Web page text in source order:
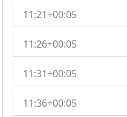
11:21+00:05
11:26+00:05
11:31+00:05
11:36+00:05